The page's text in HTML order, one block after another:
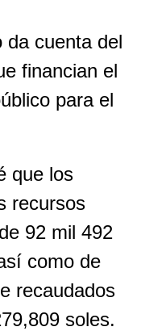
da cuenta del
financian el
para el
que los
recursos
92 mil 492
como de
recaudados
soles.